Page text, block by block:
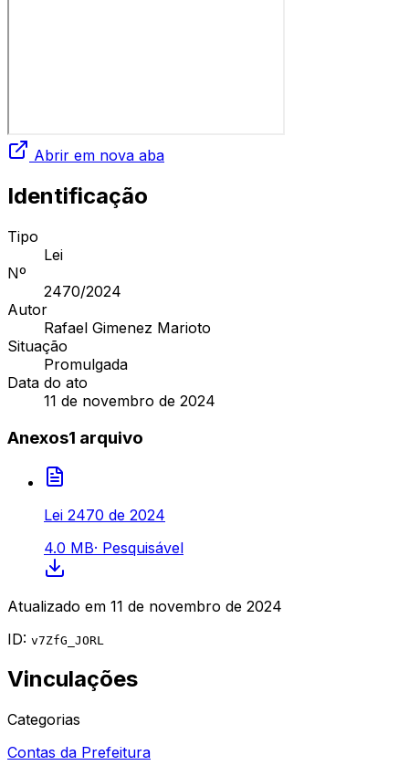
Abrir em nova aba
Identificação
Tipo
Lei
Nº
2470/2024
Autor
Rafael Gimenez Marioto
Situação
Promulgada
Data do ato
11 de novembro de 2024
Anexos1 arquivo
Lei 2470 de 2024
4.0 MB· Pesquisável
Atualizado em 11 de novembro de 2024
ID: v7ZfG_JORL
Vinculações
Categorias
Contas da Prefeitura